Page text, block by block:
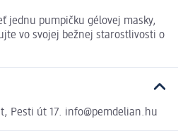
jednu pumpičku gélovej masky,
vo svojej bežnej starostlivosti o
Pesti út 17. info@pemdelian.hu